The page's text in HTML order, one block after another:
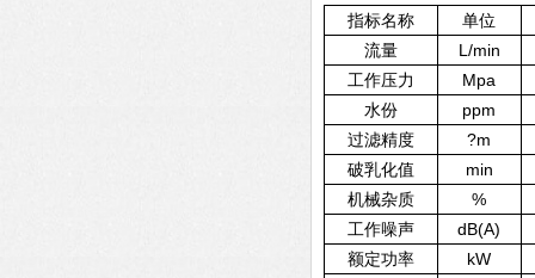
指标名称
单位
流量
L/min
工作压力
Mpa
水份
ppm
过滤精度
?m
破乳化值
min
机械杂质
%
工作噪声
dB(A)
额定功率
kW